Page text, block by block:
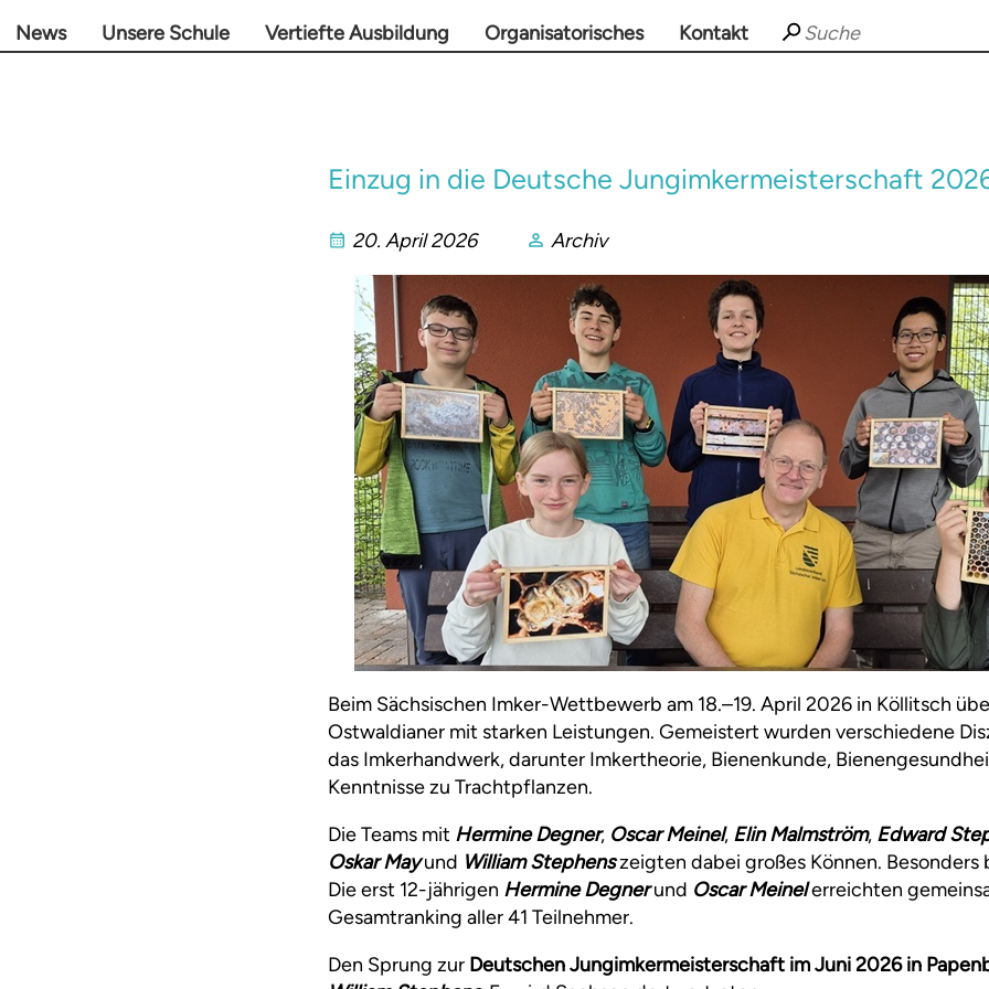
News Unsere Schule Vertiefte Ausbildung Organisatorisches Kontakt
Einzug in die Deutsche Jungimkermeisterschaft
20. April 2026 Archiv
Beim Sächsischen Imker-Wettbewerb am 18.–19. April 2026 in Köllitsch
Ostwaldianer mit starken Leistungen. Gemeistert wurden verschiedene
das Imkerhandwerk, darunter Imkertheorie, Bienenkunde,
Kenntnisse zu Trachtpflanzen.
Die Teams mit Hermine Degner, Oscar Meinel, Elin Malmström, Edward
Oskar Mayund William Stephenszeigten dabei großes Können. Besonders
Die erst 12-jährigen Hermine Degnerund Oscar Meinelerreichten
Gesamtranking aller 41 Teilnehmer.
Den Sprung zur Deutschen Jungimkermeisterschaft im Juni 2026 in